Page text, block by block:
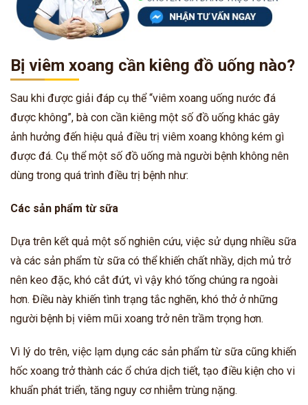
Bị viêm xoang cần kiêng đồ uống nào?
Sau khi được giải đáp cụ thể “viêm xoang uống nước đá
được không”, bà con cần kiêng một số đồ uống khác gây
ảnh hưởng đến hiệu quả điều trị viêm xoang không kém gì
được đá. Cụ thể một số đồ uống mà người bệnh không nên
dùng trong quá trình điều trị bệnh như:
Các sản phẩm từ sữa
Dựa trên kết quả một số nghiên cứu, việc sử dụng nhiều sữa
và các sản phẩm từ sữa có thể khiến chất nhầy, dịch mủ trở
nên keo đặc, khó cắt đứt, vì vậy khó tống chúng ra ngoài
hơn. Điều này khiến tình trạng tắc nghẽn, khó thở ở những
người bệnh bị viêm mũi xoang trở nên trầm trọng hơn.
Vì lý do trên, việc lạm dụng các sản phẩm từ sữa cũng khiến
hốc xoang trở thành các ổ chứa dịch tiết, tạo điều kiện cho vi
khuẩn phát triển, tăng nguy cơ nhiễm trùng nặng.